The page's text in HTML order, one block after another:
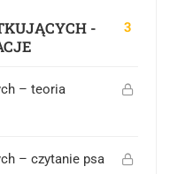
-
3
– teoria
– czytanie psa